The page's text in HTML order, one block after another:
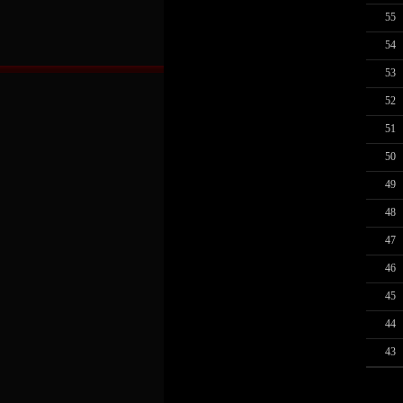
55
54
53
52
51
50
49
48
47
46
45
44
43